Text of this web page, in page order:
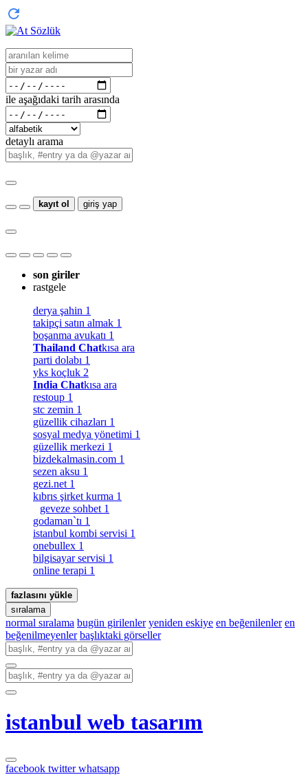
ile aşağıdaki tarih arasında
detaylı arama
kayıt ol giriş yap
son giriler
rastgele
derya şahin 1
takipçi satın almak 1
boşanma avukatı 1
Thailand Chatkısa ara
parti dolabı 1
yks koçluk 2
India Chatkısa ara
restoup 1
stc zemin 1
güzellik cihazları 1
sosyal medya yönetimi 1
güzellik merkezi 1
bizdekalmasin.com 1
sezen aksu 1
gezi.net 1
kıbrıs şirket kurma 1
geveze sohbet 1
godaman`tı 1
istanbul kombi servisi 1
onebullex 1
bilgisayar servisi 1
online terapi 1
fazlasını yükle
sıralama
normal sıralama bugün girilenler yeniden eskiye en beğenilenler en
beğenilmeyenler başlıktaki görseller
istanbul web tasarım
facebook twitterwhatsapp